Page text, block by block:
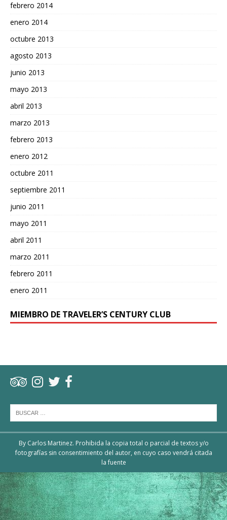
febrero 2014
enero 2014
octubre 2013
agosto 2013
junio 2013
mayo 2013
abril 2013
marzo 2013
febrero 2013
enero 2012
octubre 2011
septiembre 2011
junio 2011
mayo 2011
abril 2011
marzo 2011
febrero 2011
enero 2011
MIEMBRO DE TRAVELER’S CENTURY CLUB
By Carlos Martinez. Prohibida la copia total o parcial de textos y/o
fotografías sin consentimiento del autor, en cuyo caso vendrá citada
la fuente